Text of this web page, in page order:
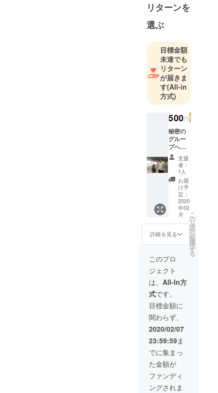
することを
心がけてい
ます。
「まずやっ
てみる」
「ほないこ
か」を合言
葉に、３０
代半ばを爆
進中
リターンを
選ぶ
目標金額
未達でも
リターン
が届きま
す(All-in
方式)
500円
秘密の
グルー
プへの
招待
（LINE
のオー
プン
チャッ
トにて
グルー
プ作
成） 面
白いこ
と一緒
に作り
ましょ
う！ メ
リッ
ト ：
ネタを
早く見
れる、
漫才を
作るま
での過
程が見
れる。
デメ
リッ
ト：ど
こにも
所属し
ていな
いの
支援
者：
1人
お届
け予
定：
2020
年02
月
詳細を見る
こ
の
リ
タ
ー
ン
を
選
択
す
る
このプロ
ジェクト
は、 All-In方
式です。
目標金額に
関わらず、
2020/02/07
23:59:59ま
でに集まっ
た金額が
ファンディ
ングされま